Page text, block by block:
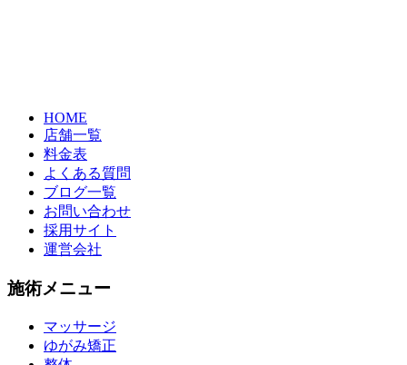
HOME
店舗一覧
料金表
よくある質問
ブログ一覧
お問い合わせ
採用サイト
運営会社
施術メニュー
マッサージ
ゆがみ矯正